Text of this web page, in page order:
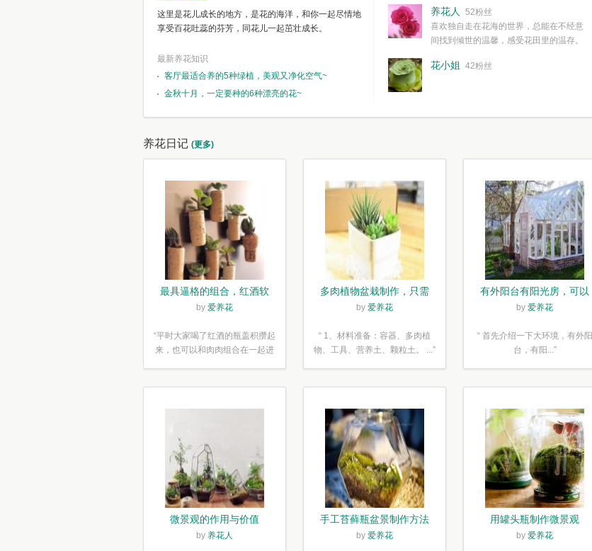
这里是花儿成长的地方，是花的海洋，和你一起尽情地
享受百花吐蕊的芬芳，同花儿一起茁壮成长。
最新养花知识
客厅最适合养的5种绿植，美观又净化空气~
金秋十月，一定要种的6种漂亮的花~
简单愉快的心情，这些都不需要想得太多，其实都是
我们自己复杂了生活和心境。
养花人
52粉丝
喜欢独自走在花海的世界，总能在不经意
间找到倾世的温馨，感受花田里的温存。
花小姐 42粉丝
养花日记 (更多)
最具逼格的组合，红酒软
木塞diy多肉植物盆栽
by 爱养花
“平时大家喝了红酒的瓶盖积攒起
来，也可以和肉肉组合在一起进
多肉植物盆栽制作，只需
简单6步
by 爱养花
“ 1、材料准备：容器、多肉植
物、工具、营养土、颗粒土。 ...”
有外阳台有阳光房，可以
露养！为了肉肉，任性又
by 爱养花
“ 首先介绍一下大环境，有外阳
台，有阳...”
微景观的作用与价值
by 养花人
手工苔藓瓶盆景制作方法
by 爱养花
用罐头瓶制作微景观
by 爱养花